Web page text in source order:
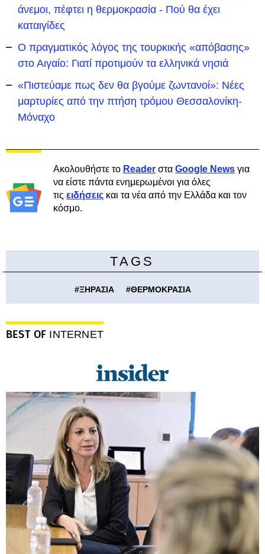
άνεμοι, πέφτει η θερμοκρασία - Πού θα έχει
καταιγίδες
Ο πραγματικός λόγος της τουρκικής «απόβασης»
στο Αιγαίο: Γιατί προτιμούν τα ελληνικά νησιά
«Πιστεύαμε πως δεν θα βγούμε ζωντανοί»: Νέες
μαρτυρίες από την πτήση τρόμου Θεσσαλονίκη-
Μόναχο
Ακολουθήστε το Reader στα Google News για
να είστε πάντα ενημερωμένοι για όλες
τις ειδήσεις και τα νέα από την Ελλάδα και τον
κόσμο.
TAGS
#ΞΗΡΑΣΙΑ #ΘΕΡΜΟΚΡΑΣΙΑ
BEST OF INTERNET